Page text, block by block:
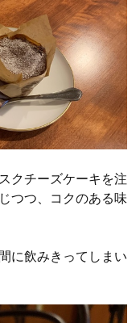
クチーズケーキを注
つつ、コクのある味
に飲みきってしまい